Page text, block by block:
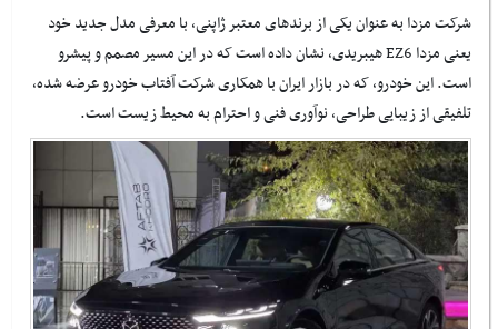
شرکت مزدا به عنوان یکی از برندهای معتبر ژاپنی، با معرفی مدل جدید خود
یعنی مزدا EZ6 هیبریدی، نشان داده است که در این مسیر مصمم و پیشرو
است. این خودرو، که در بازار ایران با همکاری شرکت آفتاب خودرو عرضه شده،
تلفیقی از زیبایی طراحی، نوآوری فنی و احترام به محیط زیست است.